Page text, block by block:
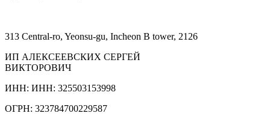
313 Central-ro, Yeonsu-gu, Incheon B tower, 2126
ИП АЛЕКСЕЕВСКИХ СЕРГЕЙ
ВИКТОРОВИЧ
ИНН: ИНН: 325503153998
ОГРН: 323784700229587